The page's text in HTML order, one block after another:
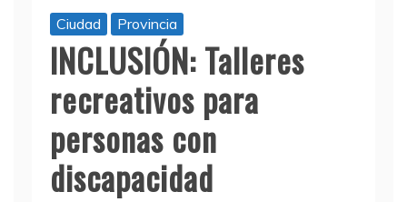
Ciudad Provincia
INCLUSIÓN: Talleres
recreativos para
personas con
discapacidad